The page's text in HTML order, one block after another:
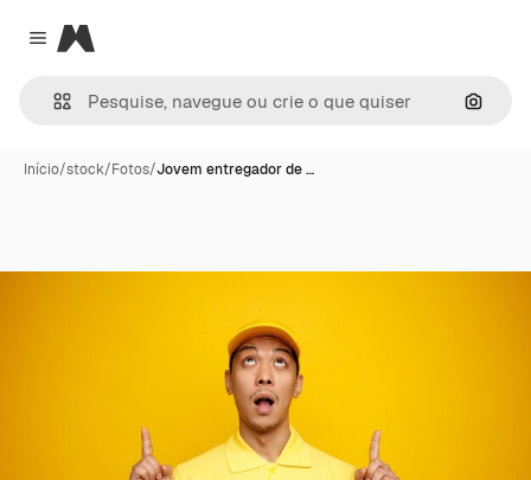
Close menu
Magnific
Início/stock/Fotos/Jovem entregador de …